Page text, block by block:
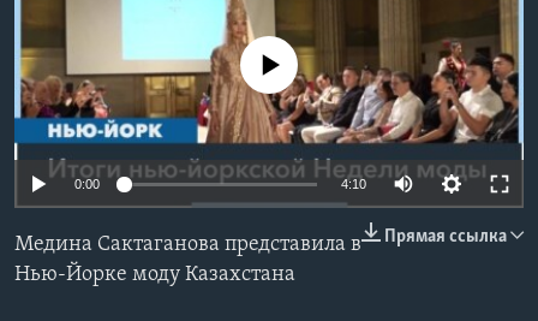
Learning English
СОЦИАЛЬНЫЕ СЕТИ
No media source currently available
0:00 4:10
Прямая ссылка
Медина Сактаганова представила в
Нью-Йорке моду Казахстана